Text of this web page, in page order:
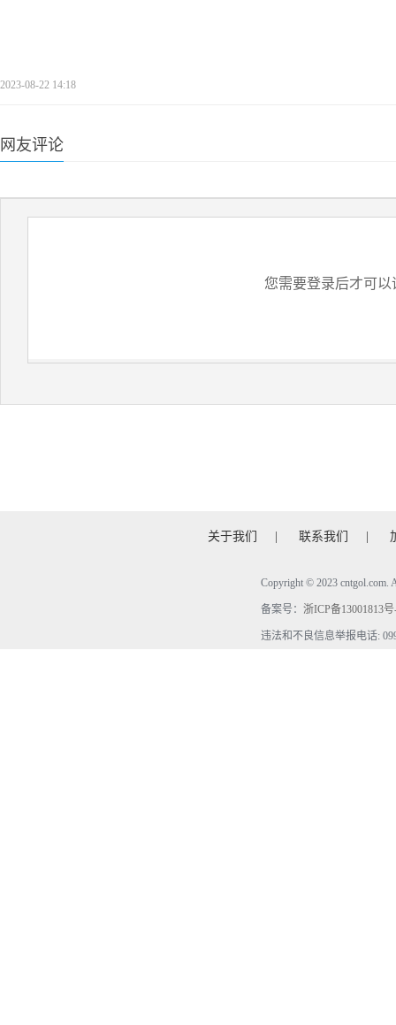
2023-08-22 14:18
网友评论
您需要登录后才可以
关于我们 | 联系我们 |
Copyright © 2023
备案号： 浙ICP备13001813
违法和不良信息举报电话: